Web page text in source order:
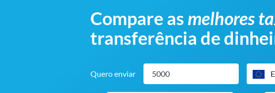
Compare as melhores
transferência de
Quero enviar